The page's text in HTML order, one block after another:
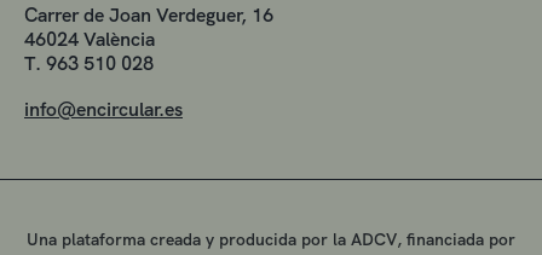
Carrer de Joan Verdeguer, 16
46024 València
T. 963 510 028
info@encircular.es
Una plataforma creada y producida por la ADCV, financiada por